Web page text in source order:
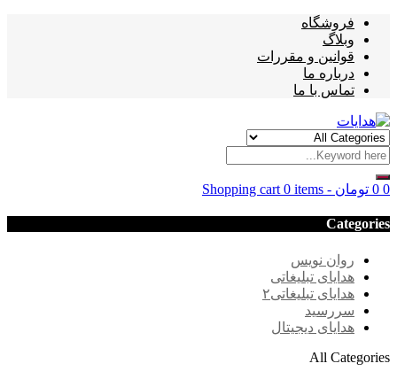
فروشگاه
وبلاگ
قوانین و مقررات
درباره ما
تماس با ما
Shopping cart 0 items - 0 تومان 0
Categories
روان نویس
هدایای تبلیغاتی
هدایای تبلیغاتی۲
سررسید
هدایای دیجیتال
All Categories